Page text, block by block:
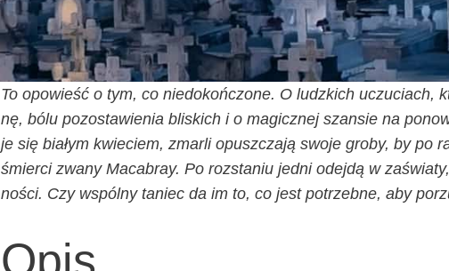
To opo­wieść o tym, co nie­do­koń­czo­ne. O ludz­kich uczu­ciach,
nę, bólu pozo­sta­wie­nia bli­skich i o magicz­nej szan­sie na
je się bia­łym kwie­ciem, zmar­li opusz­cza­ją swo­je gro­by, by po
śmier­ci zwa­ny Maca­bray. Po roz­sta­niu jed­ni odej­dą w
no­ści. Czy wspól­ny taniec da im to, co jest potrzeb­ne, aby
Opis